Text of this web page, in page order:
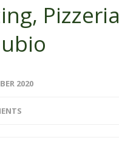
Pizzeria
2020